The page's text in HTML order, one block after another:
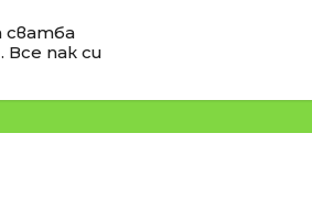
сватба
пак си